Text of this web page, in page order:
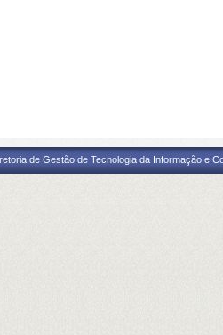
de Gestão de Tecnologia da Informação e